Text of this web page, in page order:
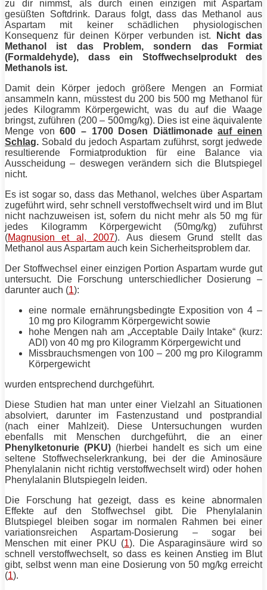
zu dir nimmst, als durch einen einzigen mit Aspartam
gesüßten Softdrink. Daraus folgt, dass das Methanol aus
Aspartam mit keiner schädlichen physiologischen
Konsequenz für deinen Körper verbunden ist.
Nicht das
Methanol ist das Problem, sondern das Formiat
(Formaldehyde), dass ein Stoffwechselprodukt des
Methanols ist.
Damit dein Körper jedoch größere Mengen an Formiat
ansammeln kann, müsstest du 200 bis 500 mg Methanol für
jedes Kilogramm Körpergewicht, was du auf die Waage
bringst, zuführen (200 – 500mg/kg). Dies ist eine äquivalente
Menge von600 – 1700 Dosen Diätlimonadeauf einen
Schlag. Sobald du jedoch Aspartam zuführst, sorgt jedwede
resultierende Formiatproduktion für eine Balance via
Ausscheidung – deswegen verändern sich die Blutspiegel
nicht.
Es ist sogar so, dass das Methanol, welches über Aspartam
zugeführt wird, sehr schnell verstoffwechselt wird und im Blut
nicht nachzuweisen ist, sofern du nicht mehr als 50 mg für
jedes Kilogramm Körpergewicht (50mg/kg) zuführst
(Magnusion et al, 2007). Aus diesem Grund stellt das
Methanol aus Aspartam auch kein Sicherheitsproblem dar.
Der Stoffwechsel einer einzigen Portion Aspartam wurde gut
untersucht. Die Forschung unterschiedlicher Dosierung –
darunter auch (1):
eine normale ernährungsbedingte Exposition von 4 –
10 mg pro Kilogramm Körpergewicht sowie
hohe Mengen nah am „Acceptable Daily Intake“ (kurz:
ADI) von 40 mg pro Kilogramm Körpergewicht und
Missbrauchsmengen von 100 – 200 mg pro Kilogramm
Körpergewicht
wurden entsprechend durchgeführt.
Diese Studien hat man unter einer Vielzahl an Situationen
absolviert, darunter im Fastenzustand und postprandial
(nach einer Mahlzeit). Diese Untersuchungen wurden
ebenfalls mit Menschen durchgeführt, die an einer
Phenylketonurie (PKU) (hierbei handelt es sich um eine
seltene Stoffwechselerkrankung, bei der die Aminosäure
Phenylalanin nicht richtig verstoffwechselt wird) oder hohen
Phenylalanin Blutspiegeln leiden.
Die Forschung hat gezeigt, dass es keine abnormalen
Effekte auf den Stoffwechsel
gibt. Die Phenylalanin
Blutspiegel bleiben sogar im normalen Rahmen bei einer
variationsreichen Aspartam-Dosierung – sogar bei
Menschen mit einer PKU (1). Die Asparaginsäure wird so
schnell verstoffwechselt, so dass es keinen Anstieg im Blut
gibt, selbst wenn man eine Dosierung von 50 mg/kg erreicht
(1).